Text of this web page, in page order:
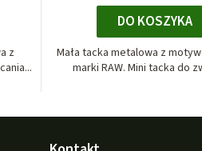
z
DO KOSZYKA
Mała tacka metalowa z
marki RAW. Mini tacka do